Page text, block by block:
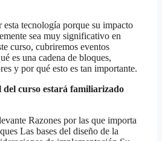
esta tecnología porque su impacto
sea muy significativo en
curso, cubriremos eventos
es una cadena de bloques,
y por qué esto es tan importante.
curso estará familiarizado
Razones por las que importa
Las bases del diseño de la